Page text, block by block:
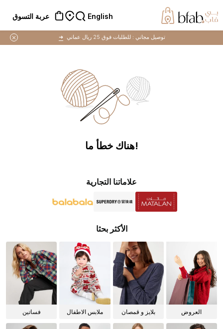
English عربة التسوق
توصيل مجاني : للطلبات فوق 25 ريال عماني ➜
!هناك خطأ ما
علاماتنا التجارية
الأكثر بحثا
العروض
بلايز و قمصان
ملابس الاطفال فساتين